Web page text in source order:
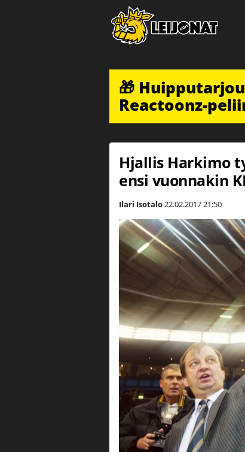
🎁
Reactoonz-
Hjallis Harkimo
ensi vuonnakin
Ilari Isotalo22.02.201721:50